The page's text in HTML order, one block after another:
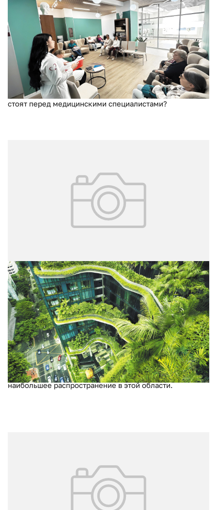
Московские медицинские специалисты
как проводники здорового образа
жизни
Медицина образа жизни, делающая акцент на
укрепляющей здоровье силе ежедневных привычек и
практик, сегодня развивается в качестве одного из
направлений профилактического здравоохранения.
Какие задачи в формировании здоровых привычек
стоят перед медицинскими специалистами?
27.03.2025 № 1 (65)
Современные методы укрепления
здоровья населения за рубежом
Сотрудники НИИ организации здравоохранения и
медицинского менеджмента изучили более 60
обзоров, метаанализов и статей, посвященных
проблеме укрепления здоровья населения,
опубликованных в 2023–2024 годах специалистами из
37 стран, и выявили технологии, получившие
наибольшее распространение в этой области.